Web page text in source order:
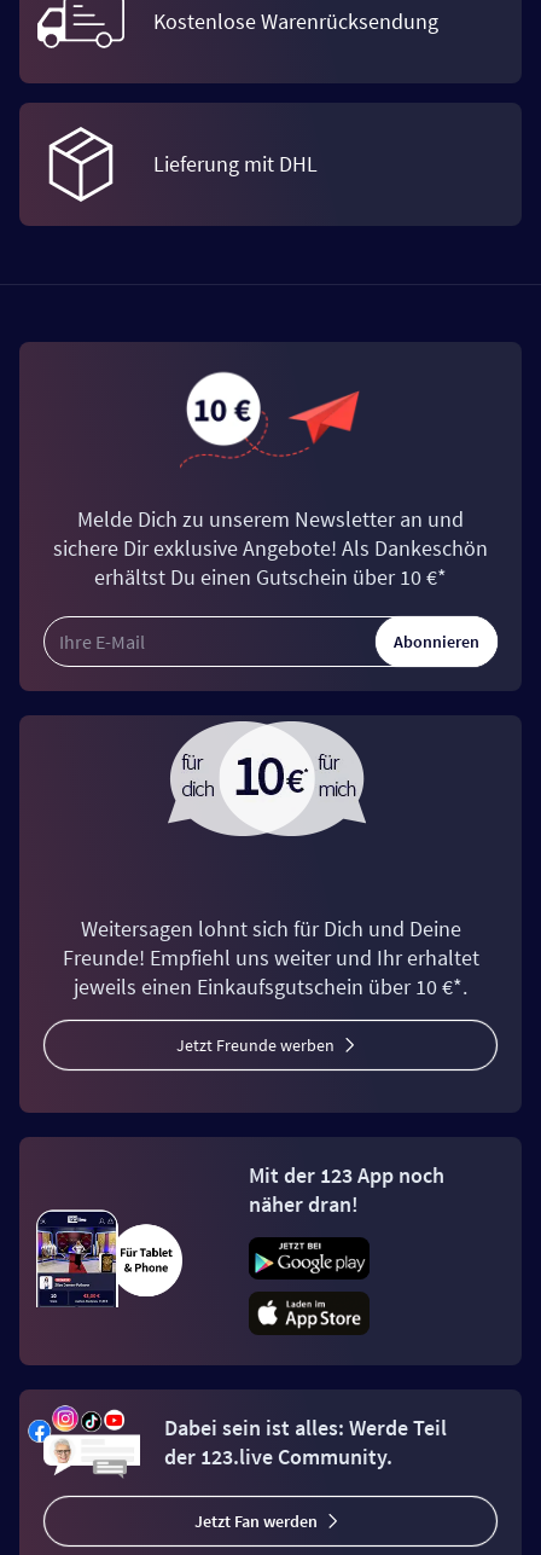
Kostenlose Warenrücksendung
Lieferung mit DHL
Melde Dich zu unserem Newsletter an und
sichere Dir exklusive Angebote! Als Dankeschön
erhältst Du einen Gutschein über 10 €*
Abonnieren
Weitersagen lohnt sich für Dich und Deine
Freunde! Empfiehl uns weiter und Ihr erhaltet
jeweils einen Einkaufsgutschein über 10 €*.
Jetzt Freunde werben
Mit der 123 App noch
näher dran!
Dabei sein ist alles: Werde Teil
der 123.live Community.
Jetzt Fan werden